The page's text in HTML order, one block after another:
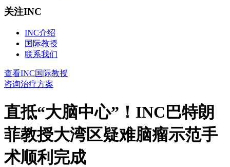
关注INC
INC介绍
国际教授
联系我们
查看INC国际教授
咨询治疗方案
直抵“大脑中心”！INC巴特朗
菲教授大湾区疑难脑瘤示范手
术顺利完成